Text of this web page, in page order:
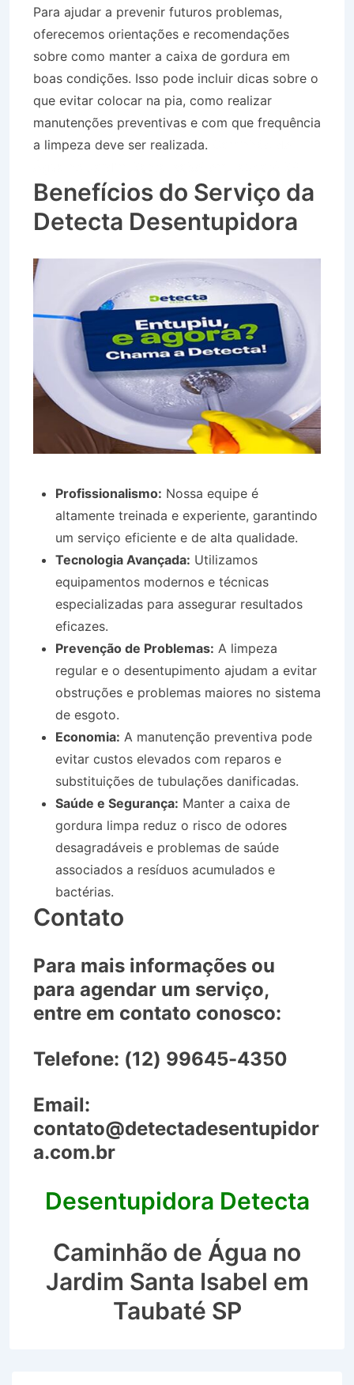
Para ajudar a prevenir futuros problemas,
oferecemos orientações e recomendações
sobre como manter a caixa de gordura em
boas condições. Isso pode incluir dicas sobre o
que evitar colocar na pia, como realizar
manutenções preventivas e com que frequência
a limpeza deve ser realizada.
Benefícios do Serviço da
Detecta Desentupidora
Profissionalismo: Nossa equipe é
altamente treinada e experiente, garantindo
um serviço eficiente e de alta qualidade.
Tecnologia Avançada: Utilizamos
equipamentos modernos e técnicas
especializadas para assegurar resultados
eficazes.
Prevenção de Problemas: A limpeza
regular e o desentupimento ajudam a evitar
obstruções e problemas maiores no sistema
de esgoto.
Economia: A manutenção preventiva pode
evitar custos elevados com reparos e
substituições de tubulações danificadas.
Saúde e Segurança: Manter a caixa de
gordura limpa reduz o risco de odores
desagradáveis e problemas de saúde
associados a resíduos acumulados e
bactérias.
Contato
Para mais informações ou
para agendar um serviço,
entre em contato conosco:
Telefone: (12) 99645-4350
Email:
contato@detectadesentupidor
a.com.br
Desentupidora Detecta
Caminhão de Água no
Jardim Santa Isabel em
Taubaté SP